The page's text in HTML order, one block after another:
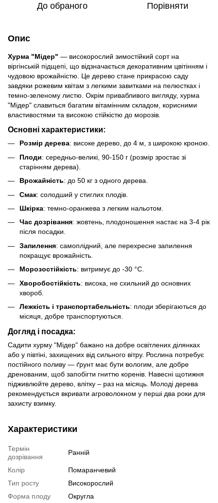
До обраного Порівняти
Опис
Хурма "Мідер" — високорослий зимостійкий сорт на
віргінській підщепі, що відзначається декоративним цвітінням і
чудовою врожайністю. Це дерево стане прикрасою саду
завдяки рожевим квітам з легкими завитками на пелюстках і
темно-зеленому листю. Окрім привабливого вигляду, хурма
"Мідер" славиться багатим вітамінним складом, корисними
властивостями та високою стійкістю до морозів.
Основні характеристики:
Розмір дерева: високе дерево, до 4 м, з широкою кроною.
Плоди: середньо-великі, 90-150 г (розмір зростає зі
старінням дерева).
Врожайність: до 50 кг з одного дерева.
Смак: солодший у стиглих плодів.
Шкірка: темно-оранжева з легким нальотом.
Час дозрівання: жовтень, плодоношення настає на 3-4 рік
після посадки.
Запилення: самоплідний, але перехресне запилення
покращує врожайність.
Морозостійкість: витримує до -30 °C.
Хворобостійкість: висока, не схильний до основних
хвороб.
Лежкість і транспортабельність: плоди зберігаються до
місяця, добре транспортуються.
Догляд і посадка:
Садити хурму "Мідер" бажано на добре освітлених ділянках
або у півтіні, захищених від сильного вітру. Рослина потребує
постійного поливу — ґрунт має бути вологим, але добре
дренованим, щоб запобігти гниттю коренів. Навесні щотижня
підживлюйте дерево, влітку – раз на місяць. Молоді дерева
рекомендується вкривати агроволокном у перші два роки для
захисту взимку.
Характеристики
Термін
дозрівання
Ранній
Колір
Помаранчевий
Тип росту
Високорослий
Форма плоду
Округла